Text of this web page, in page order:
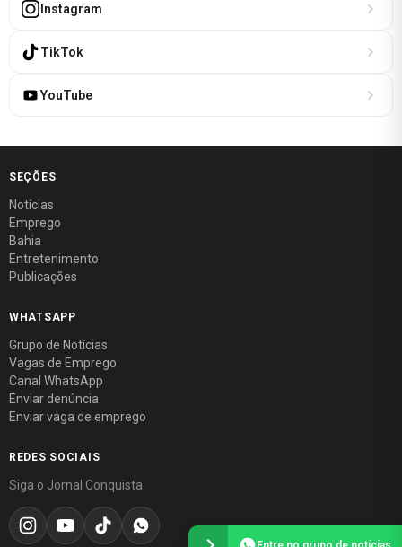
Instagram
TikTok
YouTube
SEÇÕES
Notícias
Emprego
Bahia
Entretenimento
Publicações
WHATSAPP
Grupo de Notícias
Vagas de Emprego
Canal WhatsApp
Enviar denúncia
Enviar vaga de emprego
REDES SOCIAIS
Siga o Jornal Conquista